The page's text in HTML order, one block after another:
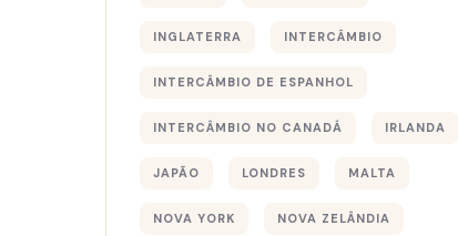
INGLATERRA INTERCÂMBIO
INTERCÂMBIO DE ESPANHOL
INTERCÂMBIO NO CANADÁ IRLANDA
JAPÃO LONDRES MALTA
NOVA YORK NOVA ZELÂNDIA